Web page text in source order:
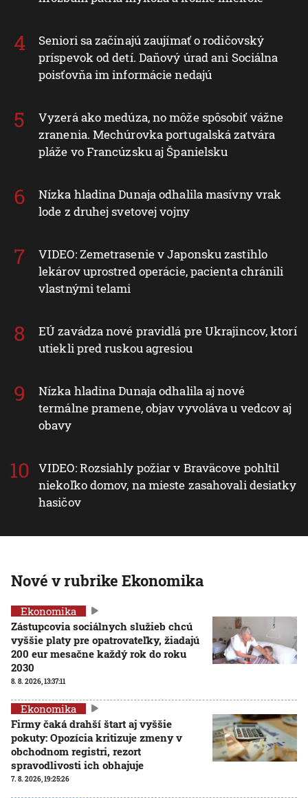
Seniori sa začínajú zaujímať o rodičovský
príspevok od detí. Daňový úrad ani Sociálna
poisťovňa im informácie nedajú
Vyzerá ako medúza, no môže spôsobiť vážne
zranenia. Mechúrovka portugalská zatvára
pláže vo Francúzsku aj Španielsku
Nízka hladina Dunaja odhalila masívny vrak
lode z druhej svetovej vojny
VIDEO: Zemetrasenie v Japonsku zastihlo
lekárov uprostred operácie, pacienta chránili
vlastnými telami
EÚ zavádza nové pravidlá pre Ukrajincov, ktorí
utiekli pred ruskou agresiou
Nízka hladina Dunaja odhalila aj nové
termálne pramene, objav vyvoláva u vedcov aj
obavy
VIDEO: Rozsiahly požiar v Braväcove pohltil
niekoľko domov, na mieste zasahovali desiatky
hasičov
Nové v rubrike Ekonomika
Ekonomika
Zástupcovia sociálnych služieb chcú
vyššie platy pre opatrovateľky, žiadajú
200 eur mesačne každý rok do roku
2030
8. 8. 2026, 13:37:11
Ekonomika
Firmy čaká drahší štart aj vyššie
pokuty: Opozícia kritizuje zmeny v
obchodnom registri, rezort
spravodlivosti ich obhajuje
7. 8. 2026, 19:25:26